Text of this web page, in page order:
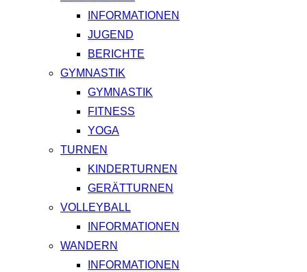
INFORMATIONEN
JUGEND
BERICHTE
GYMNASTIK
GYMNASTIK
FITNESS
YOGA
TURNEN
KINDERTURNEN
GERÄTTURNEN
VOLLEYBALL
INFORMATIONEN
WANDERN
INFORMATIONEN